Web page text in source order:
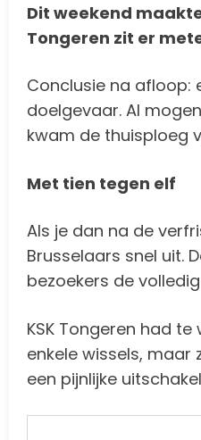
Dit weekend
Tongeren zit er
Conclusie na afloop:
doelgevaar. Al
kwam de thuisploeg
Met tien tegen elf
Als je dan na de
Brusselaars snel uit.
bezoekers de
KSK Tongeren had
enkele wissels, maar
een pijnlijke